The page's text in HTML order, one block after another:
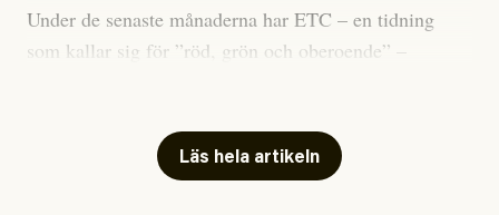
Under de senaste månaderna har ETC – en tidning
som kallar sig för ”röd, grön och oberoende” –
skriver för? Vad betyder det att vara en ”röd, grön och
oberoende” tidning? Och vad är egentligen bra
Läs hela artikeln